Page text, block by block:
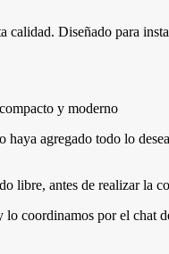
Diseñado para
y moderno
agregado todo lo
libre, antes de realizar la
coordinamos por el chat